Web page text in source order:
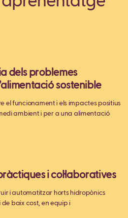
dels problemes
sostenible
el funcionament i els impactes positius
ambient i per a una alimentació
i col·laboratives
i automatitzar horts hidropònics
baix cost, en equip i